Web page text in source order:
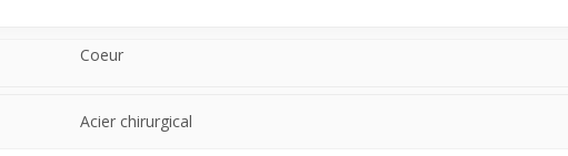
Coeur
Acier chirurgical